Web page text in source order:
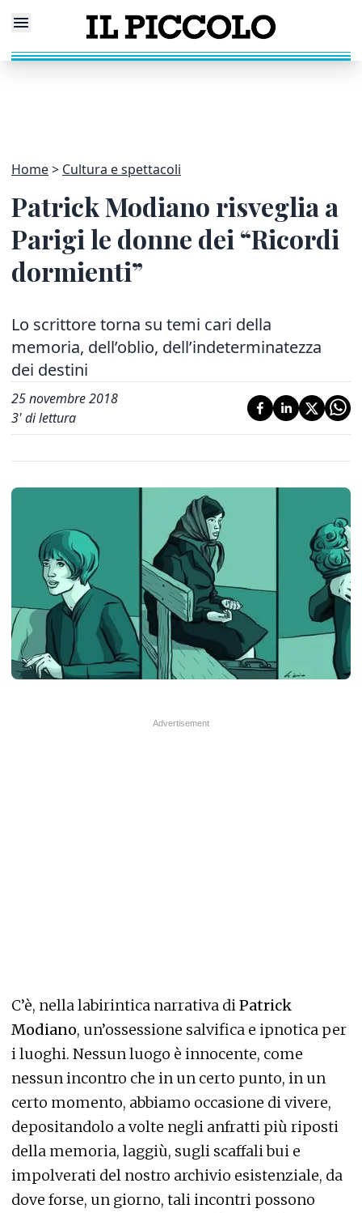
Home Cultura e spettacoli
Patrick Modiano risveglia a
Parigi le donne dei “Ricordi
dormienti”
Lo scrittore torna su temi cari della
memoria, dell’oblio, dell’indeterminatezza
dei destini
25 novembre 2018
3' di lettura
C’è, nella labirintica narrativa di Patrick
Modiano, un’ossessione salvifica e ipnotica per
i luoghi. Nessun luogo è innocente, come
nessun incontro che in un certo punto, in un
certo momento, abbiamo occasione di vivere,
depositandolo a volte negli anfratti più riposti
della memoria, laggiù, sugli scaffali bui e
impolverati del nostro archivio esistenziale, da
dove forse, un giorno, tali incontri possono